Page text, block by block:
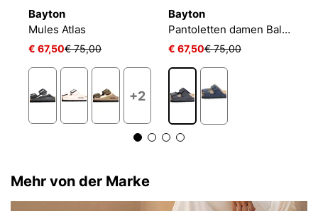
Bayton
Mules Atlas
€ 67,50€ 75,00
+2
Bayton
Pantoletten damen Baltic
€ 67,50€ 75,00
Mehr von der Marke